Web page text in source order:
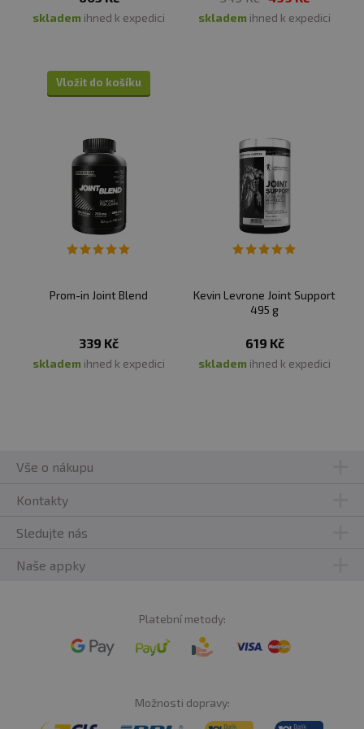
Upozornění: Doplněk stravy.
sportovce. Není náhradou pestré stravy. Nepřekračujte
v suchu a při teplotě do 25 °C. Nevystavujte přímému
slunečnímu záření. Chraňte před mrazem. Výrobce a
prodejce neručí za vady vzniklé nevhodným
skladováním a použitím.
skladem ihned k expedici
Vložit do košíku
skladem ihned k expedici
Prom-in Joint Blend
339 Kč
skladem ihned k expedici
Kevin Levrone Joint Support
495 g
619 Kč
skladem ihned k expedici
Vše o nákupu
Kontakty
Sledujte nás
Naše appky
Platební metody:
Možnosti dopravy: